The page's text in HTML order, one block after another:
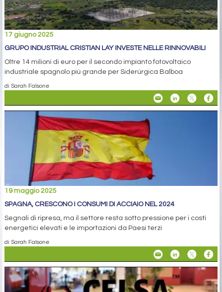
17 giugno 2025
GRUPO INDUSTRIAL CRISTIAN LAY INVESTE NELLE RINNOVABILI
Oltre 14 milioni di euro per il secondo impianto fotovoltaico
industriale spagnolo più grande per Siderúrgica Balboa
di Sarah Falsone
19 maggio 2025
SPAGNA, CRESCONO I CONSUMI DI ACCIAIO NEL 2024
Segnali di ripresa, ma il settore resta sotto pressione per i costi
energetici elevati e le importazioni da Paesi terzi
di Sarah Falsone